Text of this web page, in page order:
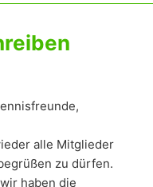
alle Mitglieder
zu dürfen.
haben die